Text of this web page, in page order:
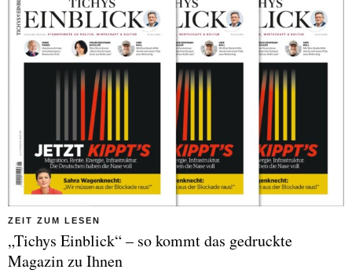
ZEIT ZUM LESEN
„Tichys Einblick“ – so kommt das gedruckte
Magazin zu Ihnen